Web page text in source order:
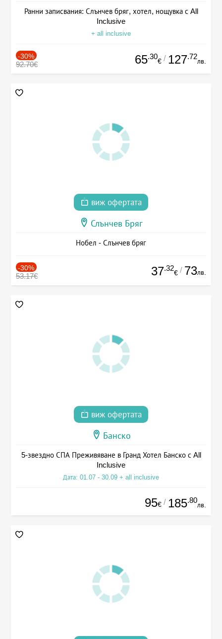
Ранни записвания: Слънчев бряг, хотел, нощувка с All
Inclusive
+ all inclusive
-30%
92.70€ 65.30
€ / 127.72
лв.
виж офертата
Слънчев Бряг
Нобел - Слънчев бряг
-30%
53.17€ 37.32
€ / 73лв.
виж офертата
Банско
5-звездно СПА Преживяване в Гранд Хотел Банско с All
Inclusive
Дата: 01.07 - 30.09 + all inclusive
95€ / 185.80
лв.